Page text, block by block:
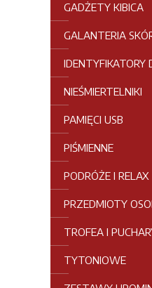
GADŻETY KIBICA
GALANTERIA
IDENTYFIKATORY
NIEŚMIERTELNIKI
PAMIĘCI USB
PIŚMIENNE
PODRÓŻE I RELAX
PRZEDMIOTY
TROFEA I
TYTONIOWE